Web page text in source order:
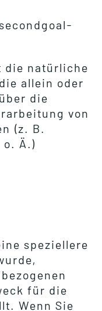
die natürliche
allein oder
die
von
(z. B.
o. Ä.)
speziellere
für die
Wenn Sie